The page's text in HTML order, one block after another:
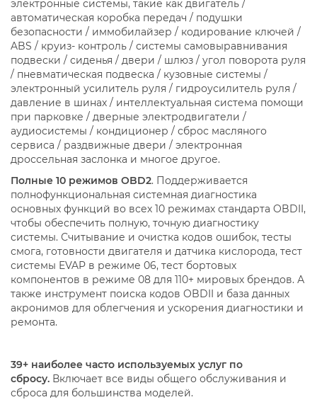
электронные системы, такие как двигатель /
автоматическая коробка передач / подушки
безопасности / иммобилайзер / кодирование ключей /
ABS / круиз- контроль / системы самовыравнивания
подвески / сиденья / двери / шлюз / угол поворота руля
/ пневматическая подвеска / кузовные системы /
электронный усилитель руля / гидроусилитель руля /
давление в шинах / интеллектуальная система помощи
при парковке / дверные электродвигатели /
аудиосистемы / кондиционер / сброс масляного
сервиса / раздвижные двери / электронная
дроссельная заслонка и многое другое.
Полные 10 режимов OBD2. Поддерживается
полнофункциональная системная диагностика
основных функций во всех 10 режимах стандарта OBDII,
чтобы обеспечить полную, точную диагностику
системы. Считывание и очистка кодов ошибок, тесты
смога, готовности двигателя и датчика кислорода, тест
системы EVAP в режиме 06, тест бортовых
компонентов в режиме 08 для 110+ мировых брендов. А
также инструмент поиска кодов OBDII и база данных
акронимов для облегчения и ускорения диагностики и
ремонта.
39+ наиболее часто используемых услуг по
сбросу. Включает все виды общего обслуживания и
сброса для большинства моделей.